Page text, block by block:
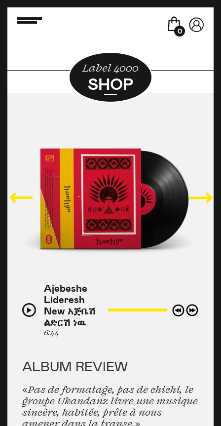
0
Label 4000
SHOP
Ajebeshe
Lideresh
New አጅቤሽ
ልድርሽ ነዉ
6:44
ALBUM REVIEW
«Pas de formatage, pas de chichi, le
groupe Ukandanz livre une musique
sincère, habitée, prête à nous